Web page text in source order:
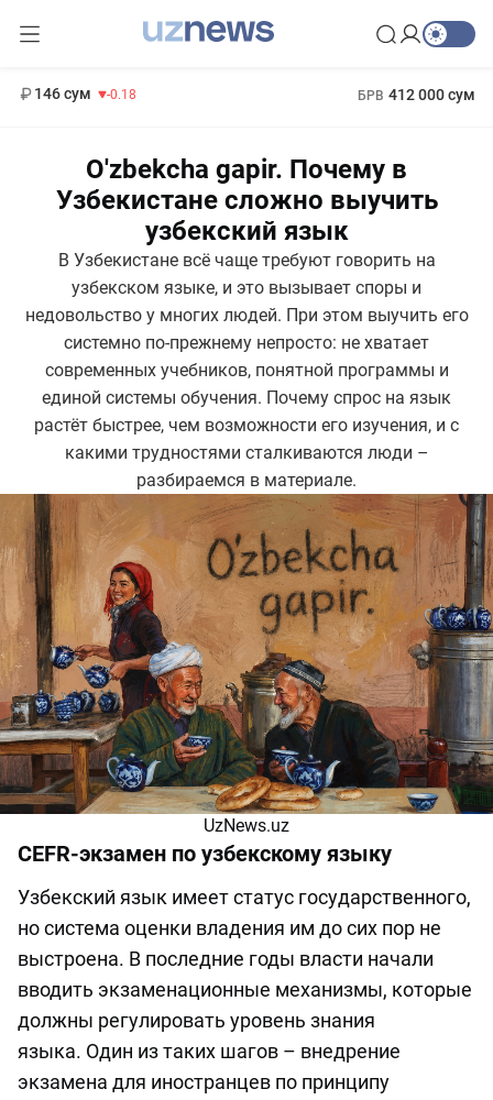
146 сум -0.18 БРВ 412 000 сум
O'zbekcha gapir. Почему в
Узбекистане сложно выучить
узбекский язык
В Узбекистане всё чаще требуют говорить на
узбекском языке, и это вызывает споры и
недовольство у многих людей. При этом выучить его
системно по-прежнему непросто: не хватает
современных учебников, понятной программы и
единой системы обучения. Почему спрос на язык
растёт быстрее, чем возможности его изучения, и с
какими трудностями сталкиваются люди –
разбираемся в материале.
UzNews.uz
CEFR-экзамен по узбекскому языку
Узбекский язык имеет статус государственного,
но система оценки владения им до сих пор не
выстроена. В последние годы власти начали
вводить экзаменационные механизмы, которые
должны регулировать уровень знания
языка. Один из таких шагов – внедрение
экзамена для иностранцев по принципу